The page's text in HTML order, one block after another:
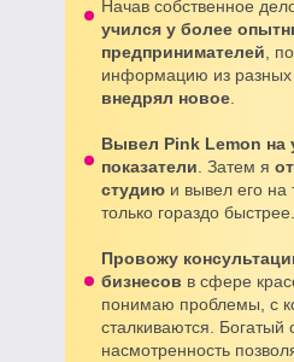
Начав собственное
учился у более
предпринимателей ,
информацию из разных
внедрял новое
Вывел Pink Lemon на
показатели . Затем я
студию и вывел его на
только гораздо быстрее.
Провожу
бизнесов в сфере
понимаю проблемы, с
сталкиваются. Богатый
насмотренность